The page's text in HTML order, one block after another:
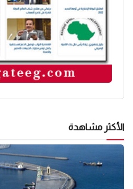
الأكثر مشاهدة